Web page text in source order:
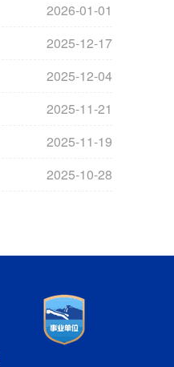
2026-01-01
2025-12-17
2025-12-04
2025-11-21
2025-11-19
2025-10-28